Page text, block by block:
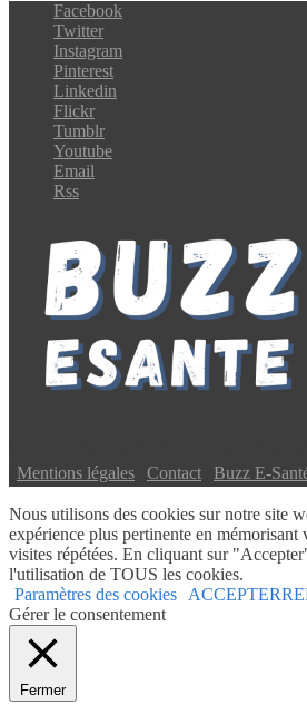
Facebook
Twitter
Instagram
Pinterest
Linkedin
Flickr
Tumblr
Youtube
Email
Rss
Mentions légales Contact Buzz E-
Nous utilisons des cookies sur notre site
expérience plus pertinente en mémorisant
visites répétées. En cliquant sur
l'utilisation de TOUS les cookies.
Paramètres des cookies
ACCEPTER
Gérer le consentement
Fermer